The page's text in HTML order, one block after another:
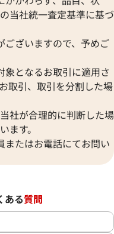
当社統一査定基準に基づ
ございますので、予めご
となるお取引に適用さ
取引、取引を分割した場
社が合理的に判断した場
ます。
またはお電話にてお問い
ある質問